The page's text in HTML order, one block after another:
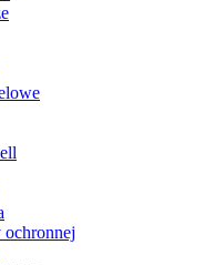
ochronnej